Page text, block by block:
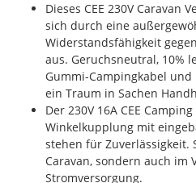
Dieses CEE 230V Caravan
sich durch eine
Widerstandsfähigkeit
aus. Geruchsneutral, 10%
Gummi-Campingkabel
ein Traum in Sachen
Der 230V 16A CEE
Winkelkupplung mit
stehen für Zuverlässigkeit.
Caravan, sondern auch im
Stromversorgung.